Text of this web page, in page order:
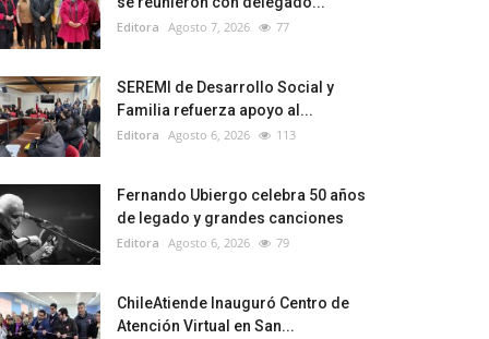
Editora Agosto 7, 2026 77
SEREMI de Desarrollo Social y
Familia refuerza apoyo al...
Editora Agosto 6, 2026 113
Fernando Ubiergo celebra 50 años
de legado y grandes canciones
Editora Agosto 6, 2026 79
ChileAtiende Inauguró Centro de
Atención Virtual en San...